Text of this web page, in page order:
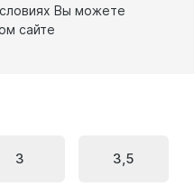
Вы можете
сайте
3 3,5